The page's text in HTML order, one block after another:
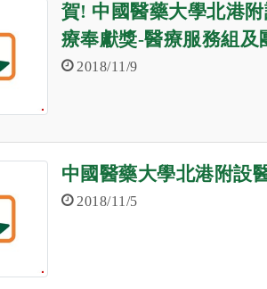
賀! 中國醫藥大學北港
療奉獻獎-醫療服務組及
2018/11/9
中國醫藥大學北港附設
2018/11/5